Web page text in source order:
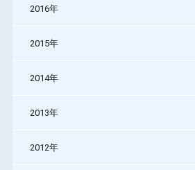
2016年
2015年
2014年
2013年
2012年